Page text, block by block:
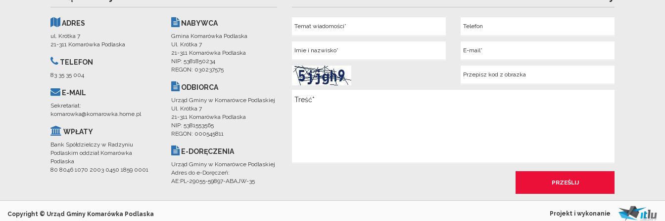
ADRES
ul. Krótka 7
21-311 Komarówka Podlaska
TELEFON
83 35 35 004
E-MAIL
Sekretariat:
komarowka@komarowka.home.pl
WPŁATY
Bank Spółdzielczy w Radzyniu
Podlaskim oddział Komarówka
Podlaska
80 8046 1070 2003 0450 1859 0001
NABYWCA
Gmina Komarówka Podlaska
Ul. Krótka 7
21-311 Komarówka Podlaska
NIP: 5381850234
REGON: 030237575
ODBIORCA
Urząd Gminy w Komarówce Podlaskiej
Ul. Krótka 7
21-311 Komarówka Podlaska
NIP: 5381553565
REGON: 000545811
E-DORĘCZENIA
Urząd Gminy w Komarówce Podlaskiej
Adres do e-Doręczeń:
AE:PL-29055-59897-ABAJW-35
Copyright © Urząd Gminy Komarówka Podlaska Projekt i wykonanie